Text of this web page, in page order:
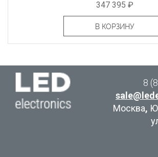
347 395 ₽
В КОРЗИНУ
8
Москва,